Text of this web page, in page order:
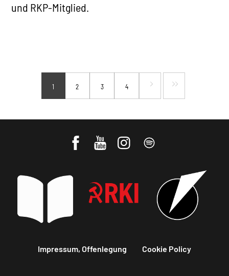
und RKP-Mitglied.
1 2 3 4
Impressum, Offenlegung Cookie Policy